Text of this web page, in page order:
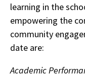
learning in the
empowering the
community
date are:
Academic